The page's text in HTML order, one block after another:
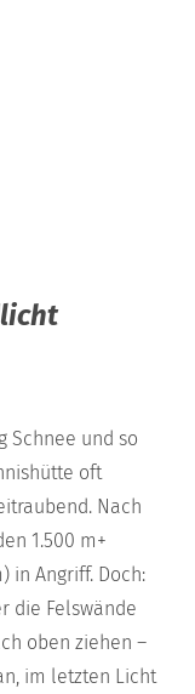
Schnee und so
oft
Nach
1.500 m+
in Angriff. Doch:
die Felswände
oben ziehen –
im letzten Licht